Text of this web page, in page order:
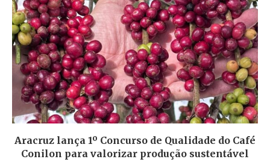
Aracruz lança 1º Concurso de Qualidade do Café
Conilon para valorizar produção sustentável